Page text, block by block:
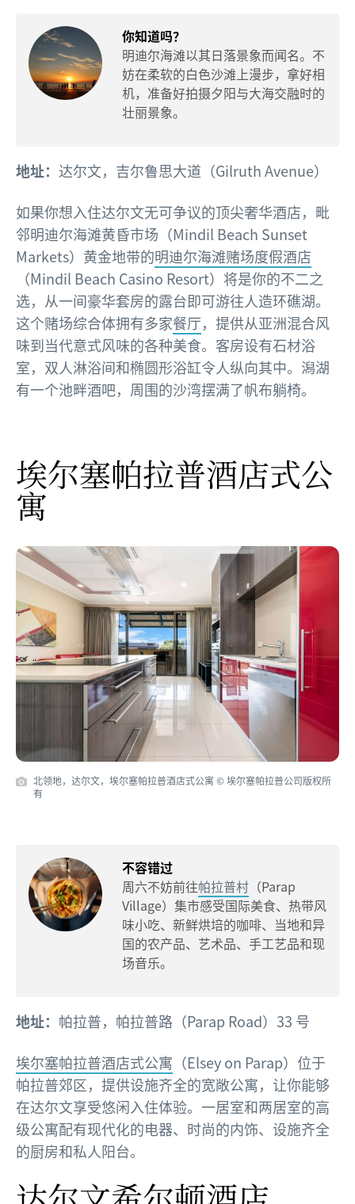
你知道吗？
明迪尔海滩以其日落景象而闻名。不
妨在柔软的白色沙滩上漫步，拿好相
机，准备好拍摄夕阳与大海交融时的
壮丽景象。
地址： 达尔文，吉尔鲁思大道（Gilruth Avenue）
如果你想入住达尔文无可争议的顶尖奢华酒店，毗
邻明迪尔海滩黄昏市场（Mindil Beach Sunset
Markets）黄金地带的明迪尔海滩赌场度假酒店
（Mindil Beach Casino Resort）将是你的不二之
选，从一间豪华套房的露台即可游往人造环礁湖。
这个赌场综合体拥有多家餐厅，提供从亚洲混合风
味到当代意式风味的各种美食。客房设有石材浴
室，双人淋浴间和椭圆形浴缸令人纵向其中。潟湖
有一个池畔酒吧，周围的沙湾摆满了帆布躺椅。
埃尔塞帕拉普酒店式公
寓
北领地，达尔文，埃尔塞帕拉普酒店式公寓 © 埃尔塞帕拉普公司版权所
有
不容错过
周六不妨前往帕拉普村 （Parap
Village）集市感受国际美食、热带风
味小吃、新鲜烘培的咖啡、当地和异
国的农产品、艺术品、手工艺品和现
场音乐。
地址： 帕拉普，帕拉普路（Parap Road）33 号
埃尔塞帕拉普酒店式公寓 （Elsey on Parap）位于
帕拉普郊区，提供设施齐全的宽敞公寓，让你能够
在达尔文享受悠闲入住体验。一居室和两居室的高
级公寓配有现代化的电器、时尚的内饰、设施齐全
的厨房和私人阳台。